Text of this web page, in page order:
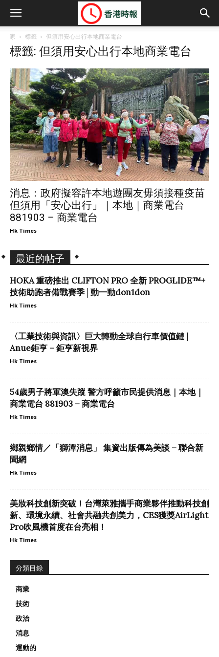
家 標籤 但須用安心出行本地商業電台
標籤: 但須用安心出行本地商業電台
消息：政府擬容許本地遊團友毋須接種疫苗
但須用「安心出行」｜本地｜商業電台
881903 – 商業電台
Hk Times
最近的帖子
HOKA 重磅推出 CLIFTON PRO 全新 PROGLIDE™+
技術助跑者備戰賽季│動一動don1don
Hk Times
〈工業技術與資訊〉巨大轉動全球自行車價值鏈 |
Anue鉅亨 – 鉅亨新視界
Hk Times
54歲男子將軍澳失蹤 警方呼籲市民提供消息｜本地｜
商業電台 881903 – 商業電台
Hk Times
鄉親鄉情／「獅潭消息」 集資出版傳為美談 – 聯合新
聞網
Hk Times
美妝科技創新突破！台灣萊雅攜手商業夥伴推動科技創
新、環境永續、社會共融共創美力，CES獲獎AirLight
Pro吹風機首度在台亮相！
Hk Times
分類目錄
商業
技術
政治
消息
運動的